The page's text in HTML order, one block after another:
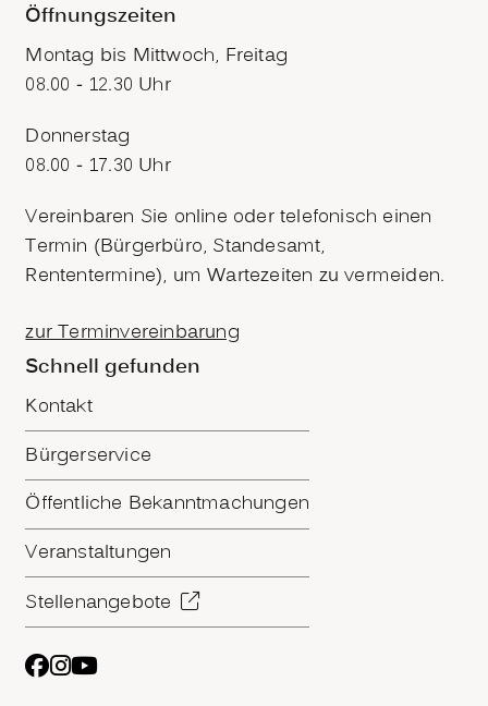
Öffnungszeiten
Montag bis Mittwoch, Freitag
08.00 - 12.30 Uhr
Donnerstag
08.00 - 17.30 Uhr
Vereinbaren Sie online oder telefonisch einen
Termin (Bürgerbüro, Standesamt,
Rententermine), um Wartezeiten zu vermeiden.
zur Terminvereinbarung
Schnell gefunden
Kontakt
Bürgerservice
Öffentliche Bekanntmachungen
Veranstaltungen
Stellenangebote